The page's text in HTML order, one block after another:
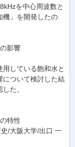
を中心周波数と
機」を開発したの
影響
している飽和水と
について検討した結
た。
特性
/大阪大学/出口 一